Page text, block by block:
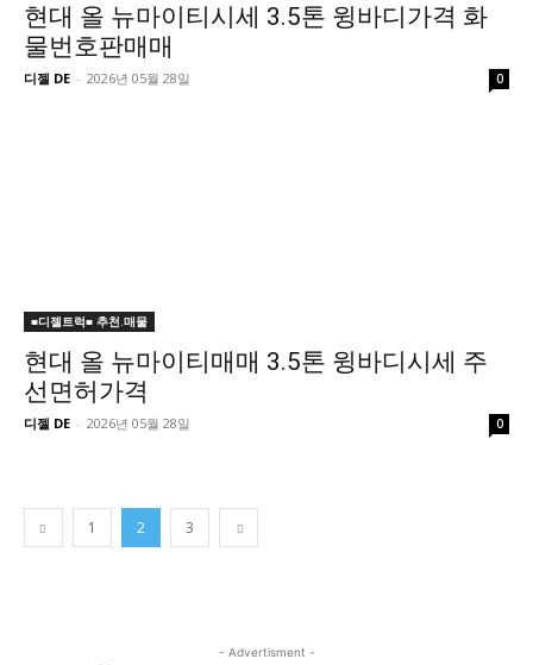
현대 올 뉴마이티시세 3.5톤 윙바디가격 화
물번호판매매
디젤 DE - 2026년 05월 28일 0
■디젤트럭■ 추천.매물
현대 올 뉴마이티매매 3.5톤 윙바디시세 주
선면허가격
디젤 DE - 2026년 05월 28일 0
1 2 3
- Advertisment -